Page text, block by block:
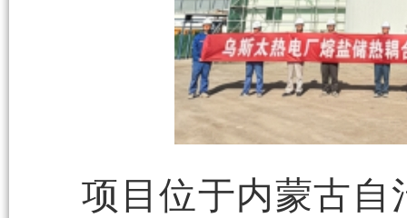
项目位于内蒙古自